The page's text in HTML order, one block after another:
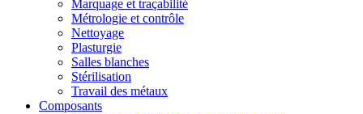
Marquage et traçabilité
Métrologie et contrôle
Nettoyage
Plasturgie
Salles blanches
Stérilisation
Travail des métaux
Composants